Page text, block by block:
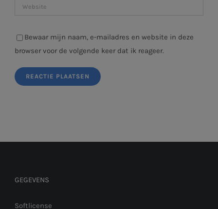
Bewaar mijn naam, e-mailadres en website in deze
browser voor de volgende keer dat ik reageer.
GEGEVENS
Softlicense